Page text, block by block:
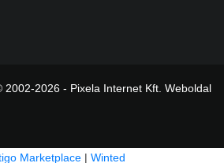
2026 - Pixela Internet Kft. Weboldal
Marketplace | Winted